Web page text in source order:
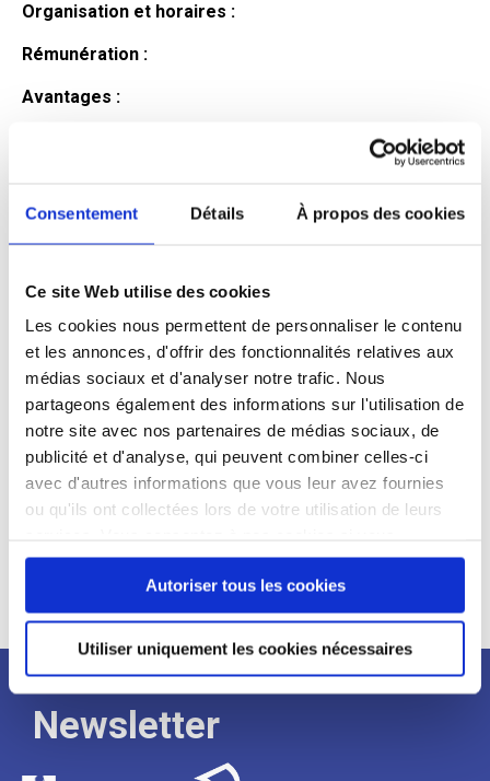
Consentement Détails À propos des cookies
Ce site Web utilise des cookies
Les cookies nous permettent de personnaliser le contenu
et les annonces, d'offrir des fonctionnalités relatives aux
médias sociaux et d'analyser notre trafic. Nous
partageons également des informations sur l'utilisation de
notre site avec nos partenaires de médias sociaux, de
publicité et d'analyse, qui peuvent combiner celles-ci
avec d'autres informations que vous leur avez fournies
ou qu'ils ont collectées lors de votre utilisation de leurs
continuez à utiliser notre site Web.
Autoriser tous les cookies
Utiliser uniquement les cookies nécessaires
Organisation et horaires :
Rémunération :
Avantages :
candidat
Qualifications et diplômes :
Profil recherché :
Expérience :
Processus
de
recrutement
Newsletter